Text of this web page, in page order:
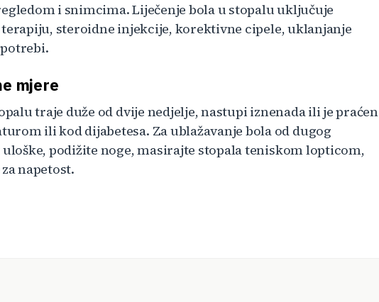
i snimcima. Liječenje bola u stopalu uključuje
steroidne injekcije, korektivne cipele, uklanjanje
mjere
traje duže od dvije nedjelje, nastupi iznenada ili je praćen
ili kod dijabetesa. Za ublažavanje bola od dugog
podižite noge, masirajte stopala teniskom lopticom,
napetost.